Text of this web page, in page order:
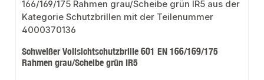
Schweißer Vollsichtschutzbrille 601 EN 166/169/175
Rahmen grau/Scheibe grün IR5